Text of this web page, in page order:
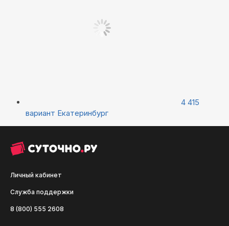
4 415
вариант Екатеринбург
Личный кабинет
Служба поддержки
8 (800) 555 2608